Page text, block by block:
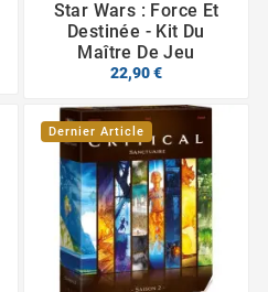
Star Wars : Force Et
Destinée - Kit Du
Maître De Jeu
22,90 €
Dernier Article